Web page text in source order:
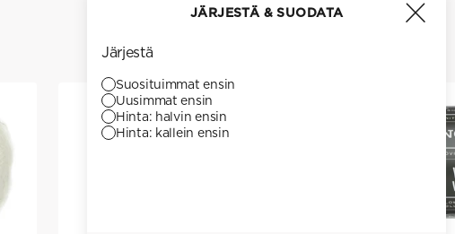
JÄRJESTÄ & SUODATA
Järjestä
Suosituimmat ensin
Uusimmat ensin
Hinta: halvin ensin
Hinta: kallein ensin